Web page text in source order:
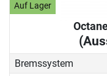
Auf Lager
Bremssystem